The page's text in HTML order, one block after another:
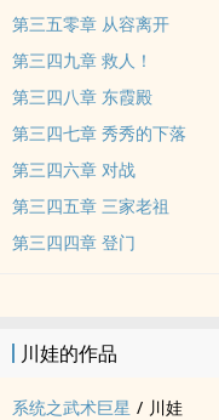
第三五零章 从容离开
第三四九章 救人！
第三四八章 东霞殿
第三四七章 秀秀的下落
第三四六章 对战
第三四五章 三家老祖
第三四四章 登门
川娃的作品
系统之武术巨星 / 川娃